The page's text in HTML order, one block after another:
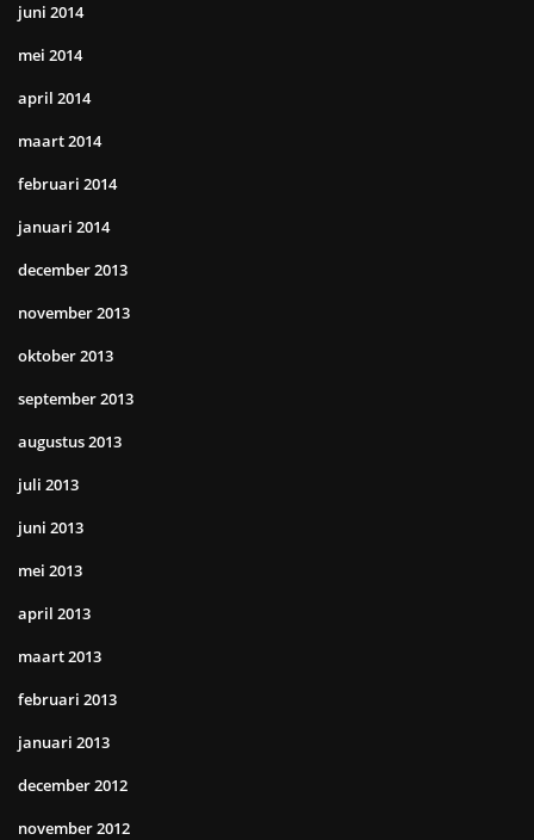
juni 2014
mei 2014
april 2014
maart 2014
februari 2014
januari 2014
december 2013
november 2013
oktober 2013
september 2013
augustus 2013
juli 2013
juni 2013
mei 2013
april 2013
maart 2013
februari 2013
januari 2013
december 2012
november 2012